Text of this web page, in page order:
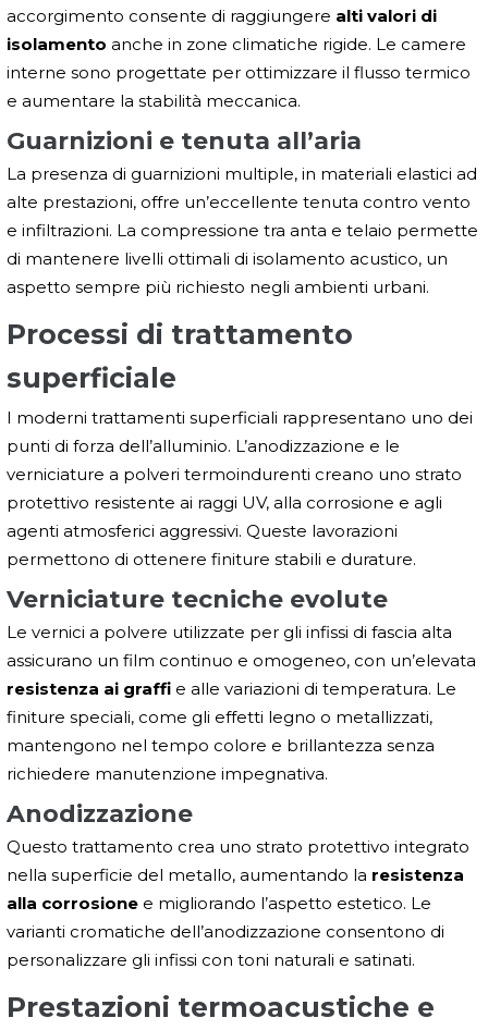
accorgimento consente di raggiungere alti valori di
isolamento anche in zone climatiche rigide. Le camere
interne sono progettate per ottimizzare il flusso termico
e aumentare la stabilità meccanica.
Guarnizioni e tenuta all’aria
La presenza di guarnizioni multiple, in materiali elastici ad
alte prestazioni, offre un’eccellente tenuta contro vento
e infiltrazioni. La compressione tra anta e telaio permette
di mantenere livelli ottimali di isolamento acustico, un
aspetto sempre più richiesto negli ambienti urbani.
Processi di trattamento
superficiale
I moderni trattamenti superficiali rappresentano uno dei
punti di forza dell’alluminio. L’anodizzazione e le
verniciature a polveri termoindurenti creano uno strato
protettivo resistente ai raggi UV, alla corrosione e agli
agenti atmosferici aggressivi. Queste lavorazioni
permettono di ottenere finiture stabili e durature.
Verniciature tecniche evolute
Le vernici a polvere utilizzate per gli infissi di fascia alta
assicurano un film continuo e omogeneo, con un’elevata
resistenza ai graffi e alle variazioni di temperatura. Le
finiture speciali, come gli effetti legno o metallizzati,
mantengono nel tempo colore e brillantezza senza
richiedere manutenzione impegnativa.
Anodizzazione
Questo trattamento crea uno strato protettivo integrato
nella superficie del metallo, aumentando la resistenza
alla corrosione e migliorando l’aspetto estetico. Le
varianti cromatiche dell’anodizzazione consentono di
personalizzare gli infissi con toni naturali e satinati.
Prestazioni termoacustiche e